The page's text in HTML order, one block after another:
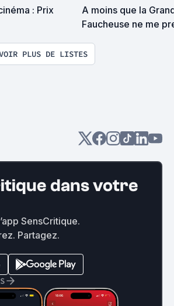
: Prix
A moins que la
Faucheuse ne me
PLUS DE LISTES
dans votre
SensCritique.
Partagez.